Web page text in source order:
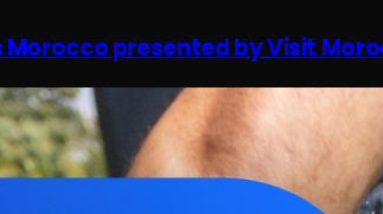
Morocco presented by Visit